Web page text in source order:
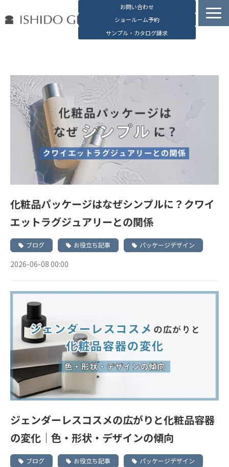
お問い合わせ
ショールーム予約
サンプル・カタログ請求
石堂硝子の特長
石堂硝子が選ばれる理由
お役立ち資料
ブログ
会社概要
English
化粧品パッケージはなぜシンプルに？クワイ
エットラグジュアリーとの関係
ブログ お役立ち記事 パッケージデザイン
2026-06-08 00:00
ジェンダーレスコスメの広がりと化粧品容器
の変化｜色・形状・デザインの傾向
ブログ お役立ち記事 パッケージデザイン